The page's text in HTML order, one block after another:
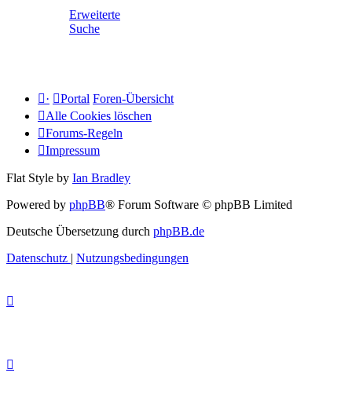
Erweiterte
Suche
· Portal Foren-Übersicht
Alle Cookies löschen
Forums-Regeln
Impressum
Flat Style by Ian Bradley
Powered by phpBB® Forum Software © phpBB Limited
Deutsche Übersetzung durch phpBB.de
Datenschutz | Nutzungsbedingungen